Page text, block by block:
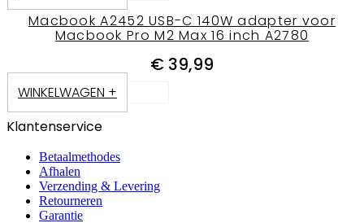
Macbook A2452 USB-C 140W adapter voor
Macbook Pro M2 Max 16 inch A2780
€ 39,99
WINKELWAGEN +
Klantenservice
Betaalmethodes
Afhalen
Verzending & Levering
Retourneren
Garantie